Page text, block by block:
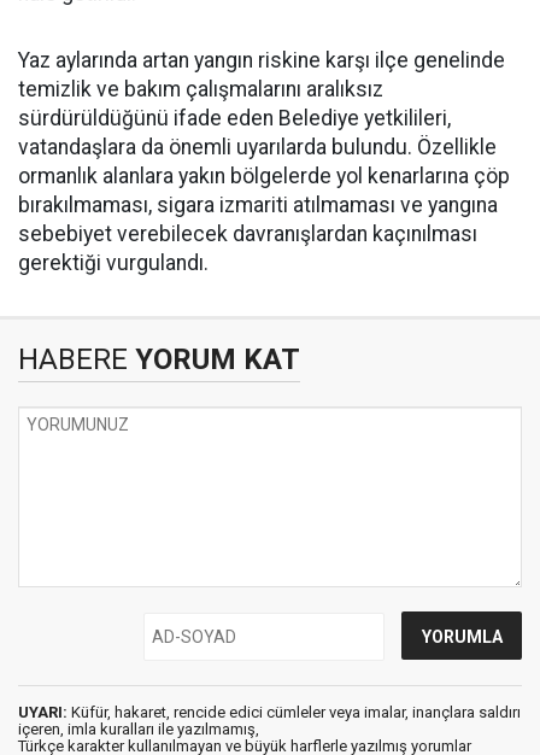
Yaz aylarında artan yangın riskine karşı ilçe genelinde
temizlik ve bakım çalışmalarını aralıksız
sürdürüldüğünü ifade eden Belediye yetkilileri,
vatandaşlara da önemli uyarılarda bulundu. Özellikle
ormanlık alanlara yakın bölgelerde yol kenarlarına çöp
bırakılmaması, sigara izmariti atılmaması ve yangına
sebebiyet verebilecek davranışlardan kaçınılması
gerektiği vurgulandı.
HABERE YORUM KAT
UYARI: Küfür, hakaret, rencide edici cümleler veya imalar, inançlara saldırı
içeren, imla kuralları ile yazılmamış,
Türkçe karakter kullanılmayan ve büyük harflerle yazılmış yorumlar